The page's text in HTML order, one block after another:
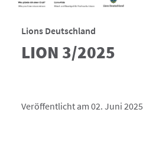
Lions Deutschland
LION 3/2025
Veröffentlicht am 02. Juni 2025